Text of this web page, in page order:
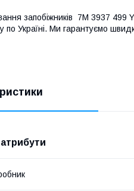
запобіжників 7M 3937 499
по Україні. Ми гарантуємо